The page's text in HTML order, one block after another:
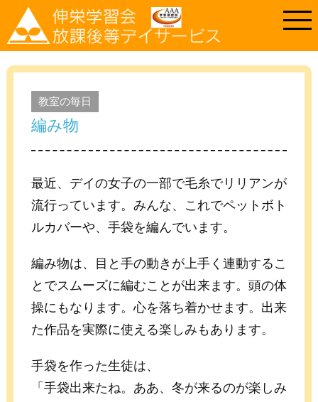
教室の毎日
編み物
最近、デイの女子の一部で毛糸でリリアンが
流行っています。みんな、これでペットボト
ルカバーや、手袋を編んでいます。
編み物は、目と手の動きが上手く連動するこ
とでスムーズに編むことが出来ます。頭の体
操にもなります。心を落ち着かせます。出来
た作品を実際に使える楽しみもあります。
手袋を作った生徒は、
「手袋出来たね。ああ、冬が来るのが楽しみ